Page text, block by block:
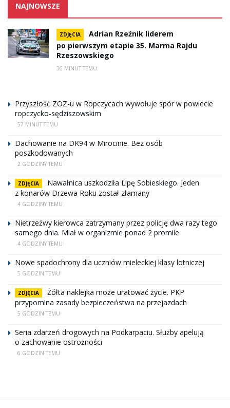
NAJNOWSZE
ZDJĘCIA
Adrian Rzeźnik liderem
po pierwszym etapie 35. Marma Rajdu
Rzeszowskiego
36 MINUT TEMU
Przyszłość ZOZ-u w Ropczycach wywołuje spór w powiecie
ropczycko-sędziszowskim
57 MINUT TEMU
Dachowanie na DK94 w Mirocinie. Bez osób
poszkodowanych
2 GODZINY TEMU
ZDJĘCIA
Nawałnica uszkodziła Lipę Sobieskiego. Jeden
z konarów Drzewa Roku został złamany
4 GODZINY TEMU
Nietrzeźwy kierowca zatrzymany przez policję dwa razy tego
samego dnia. Miał w organizmie ponad 2 promile
4 GODZINY TEMU
Nowe spadochrony dla uczniów mieleckiej klasy lotniczej
5 GODZIN TEMU
ZDJĘCIA
Żółta naklejka może uratować życie. PKP
przypomina zasady bezpieczeństwa na przejazdach
5 GODZIN TEMU
Seria zdarzeń drogowych na Podkarpaciu. Służby apelują
o zachowanie ostrożności
6 GODZIN TEMU